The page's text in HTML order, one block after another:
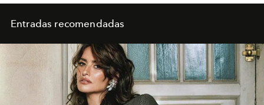
Entradas recomendadas